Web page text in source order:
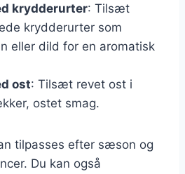
krydderurter: Tilsæt
krydderurter som
eller dild for en aromatisk
ost: Tilsæt revet ost i
ostet smag.
tilpasses efter sæson og
Du kan også